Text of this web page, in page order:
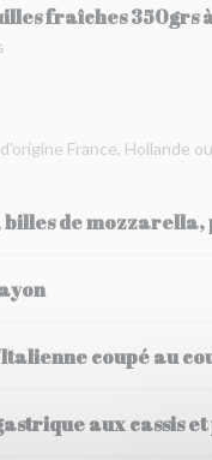
fraîches 350grs
France, Hollande
de mozzarella,
coupé au
aux cassis